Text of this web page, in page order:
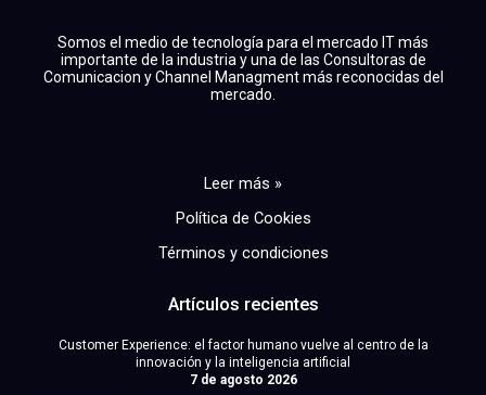
Somos el medio de tecnología para el mercado IT más
importante de la industria y una de las Consultoras de
Comunicacion y Channel Managment más reconocidas del
mercado.
Leer más »
Política de Cookies
Términos y condiciones
Artículos recientes
Customer Experience: el factor humano vuelve al centro de la
innovación y la inteligencia artificial
7 de agosto 2026